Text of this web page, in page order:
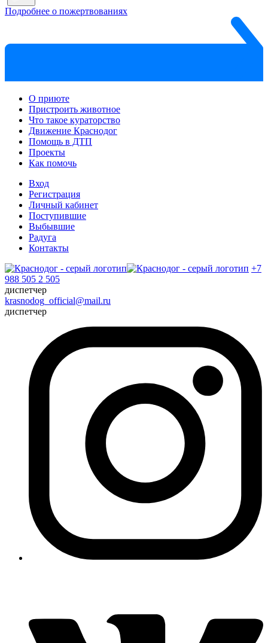
Подробнее о пожертвованиях
О приюте
Пристроить животное
Что такое кураторство
Движение Краснодог
Помощь в ДТП
Проекты
Как помочь
Вход
Регистрация
Личный кабинет
Поступившие
Выбывшие
Радуга
Контакты
+7
988 505 2 505
диспетчер
krasnodog_official@mail.ru
диспетчер